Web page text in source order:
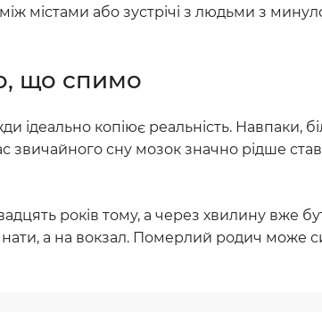
містами або зустрічі з людьми з
що спимо
ідеально копіює реальність. Навпаки,
звичайного сну мозок значно рідше
років тому, а через хвилину вже
а на вокзал. Померлий родич може